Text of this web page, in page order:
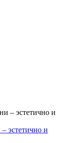
эстетично и